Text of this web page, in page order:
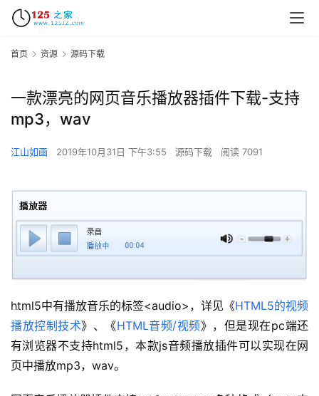
首页 资源 源码下载
一款漂亮的网页音乐播放器插件下载-支持
mp3，wav
江山如画 2019年10月31日 下午3:55 源码下载 阅读 7091
html5中有播放音乐的标签<audio>，详见《HTML5的视频
播放控制技术》、《HTML音频/视频》，但是现在pc端还
有浏览器不支持html5，本款js音频播放插件可以实现在网
页中播放mp3，wav。